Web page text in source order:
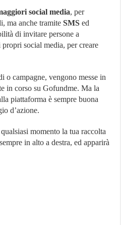
social media, per
ma anche tramiteSMS ed
di invitare persone a
social media, per creare
o campagne, vengono messe in
in corso su Gofundme. Ma la
piattaforma è sempre buona
d’azione.
momento la tua raccolta
in alto a destra, ed apparirà